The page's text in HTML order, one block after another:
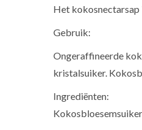
Het kokosnectarsap
Gebruik:
Ongeraffineerde
kristalsuiker.
Ingrediënten:
Kokosbloesemsuiker